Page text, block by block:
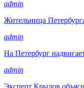
admin
Жительница
admin
На Петербург
admin
Эксперт Крылов